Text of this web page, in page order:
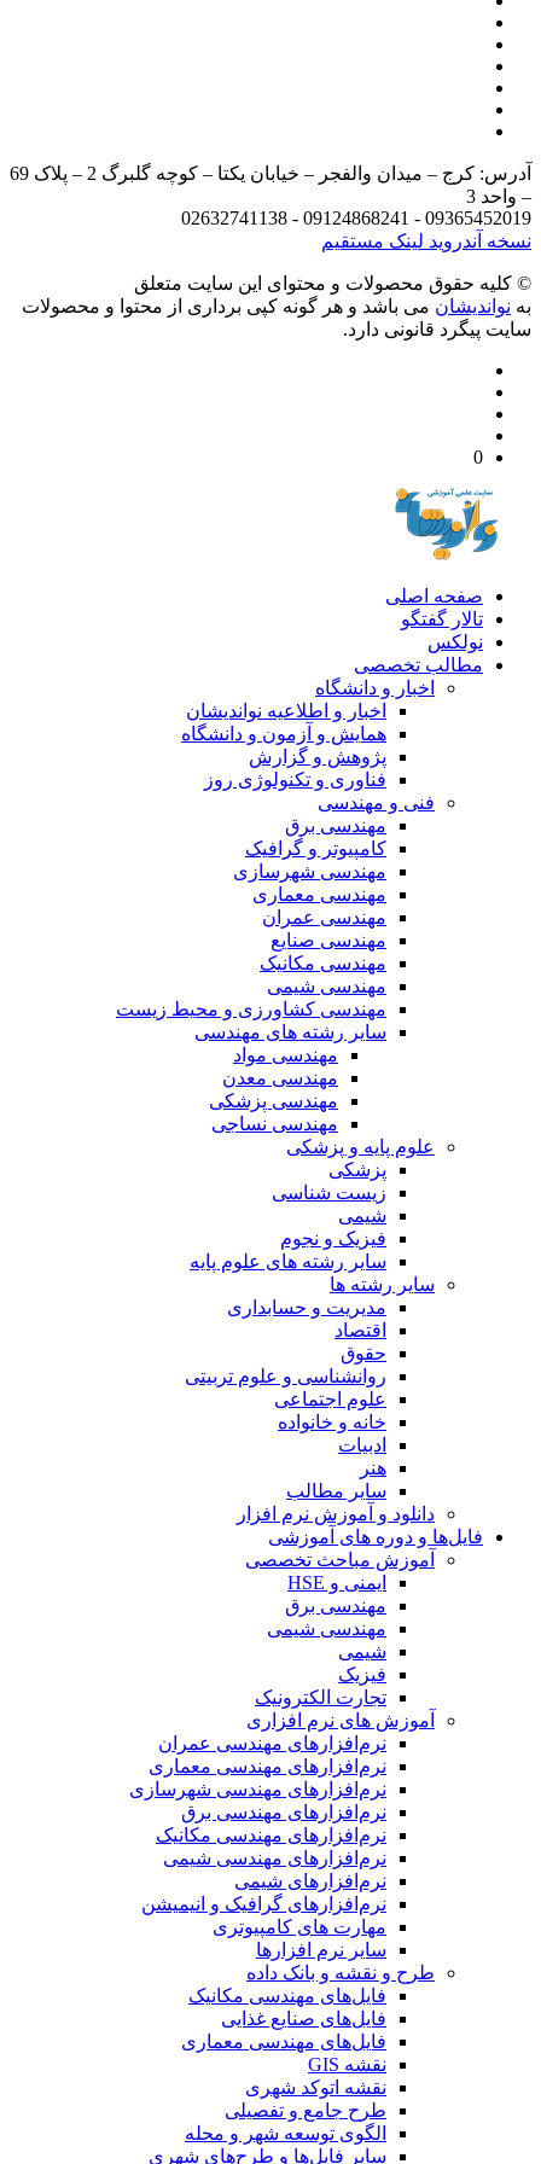
آدرس: کرج – میدان والفجر – خیابان یکتا – کوچه گلبرگ 2 – پلاک 69
3
09365452019 - 09124868241 -
آندرویدلینک مستقیم
حقوق محصولات و محتوای اين سایت متعلق
می باشد و هر گونه کپی برداری از محتوا و محصولات
پیگرد قانونی دارد.
صفحه اصلی
تالار گفتگو
نولکس
مطالب تخصصی
اخبار و دانشگاه
اخبار و اطلاعیه نواندیشان
همایش و آزمون و دانشگاه
پژوهش و گزارش
فناوری و تکنولوژی روز
فنی و مهندسی
مهندسی برق
کامپیوتر و گرافیک
مهندسی شهرسازی
مهندسی معماری
مهندسی عمران
مهندسی صنایع
مهندسی مکانیک
مهندسی شیمی
مهندسی کشاورزی و محیط زیست
سایر رشته های مهندسی
مهندسی مواد
مهندسی معدن
مهندسی پزشکی
مهندسی نساجی
علوم پایه و پزشکی
پزشکی
زیست شناسی
شیمی
فیزیک و نجوم
سایر رشته های علوم پایه
سایر رشته ها
مدیریت و حسابداری
اقتصاد
حقوق
روانشناسی و علوم تربیتی
علوم اجتماعی
خانه و خانواده
ادبیات
هنر
سایر مطالب
دانلود و آموزش نرم افزار
فایل‌ها و دوره های آموزشی
آموزش مباحث تخصصی
ایمنی و HSE
مهندسی برق
مهندسی شیمی
شیمی
فیزیک
تجارت الکترونیک
آموزش های نرم افزاری
نرم‌افزارهای مهندسی عمران
نرم‌افزارهای مهندسی معماری
نرم‌افزارهای مهندسی شهرسازی
نرم‌افزارهای مهندسی برق
نرم‌افزارهای مهندسی مکانیک
نرم‌افزارهای مهندسی شیمی
نرم‌افزارهای شیمی
نرم‌افزارهای گرافیک و انیمیشن
مهارت های کامپیوتری
سایر نرم افزارها
طرح و نقشه و بانک داده
فایل‌های مهندسی مکانیک
فایل‌های صنایع غذایی
فایل‌های مهندسی معماری
نقشه GIS
نقشه اتوکد شهری
طرح جامع و تفصیلی
الگوی توسعه شهر و محله
سایر فایل‌ها و طرح‌های شهری